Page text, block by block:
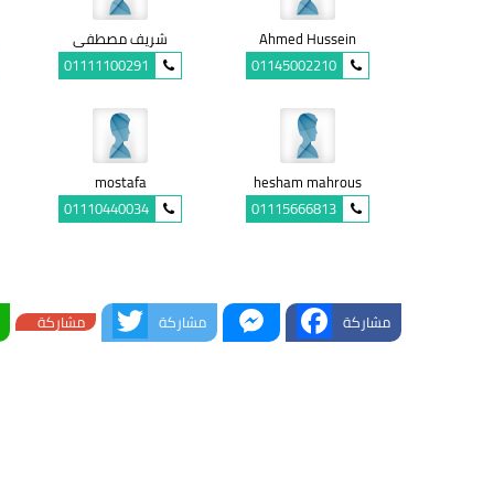
Ahmed Hussein
01145002210
شريف مصطفى
01111100291
hesham mahrous
01115666813
mostafa
01110440034
مشاركة Facebook
Messenger
مشاركة Twitterمشاركة